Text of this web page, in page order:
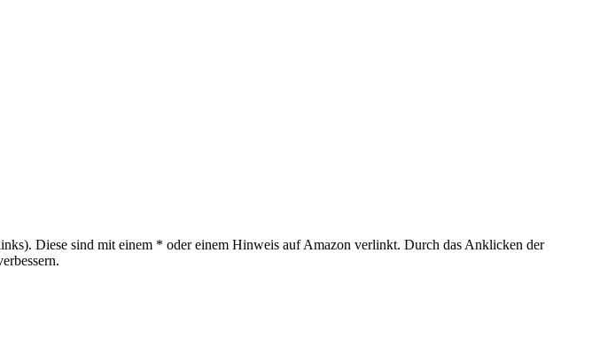
Diese sind mit einem * oder einem Hinweis auf Amazon verlinkt. Durch das Anklicken der